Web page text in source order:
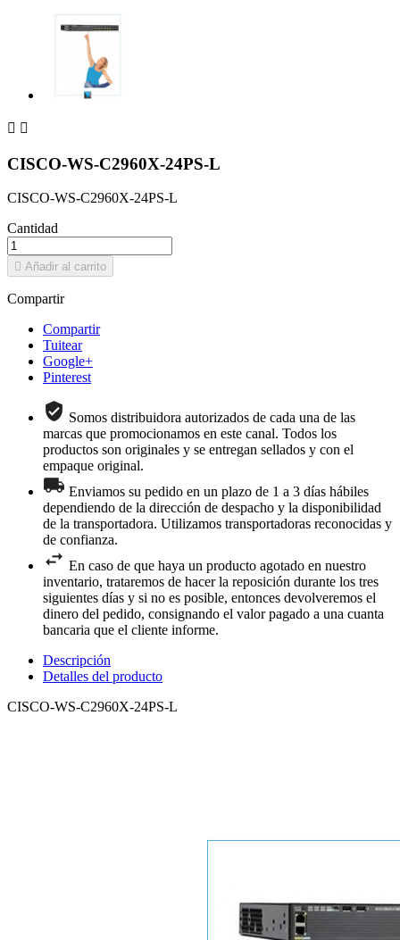
 
CISCO-WS-C2960X-24PS-L
CISCO-WS-C2960X-24PS-L
Cantidad
 Añadir al carrito
Compartir
Compartir
Tuitear
Google+
Pinterest
Somos distribuidora autorizados de cada una de las
marcas que promocionamos en este canal. Todos los
productos son originales y se entregan sellados y con el
empaque original.
Enviamos su pedido en un plazo de 1 a 3 días hábiles
dependiendo de la dirección de despacho y la disponibilidad
de la transportadora. Utilizamos transportadoras reconocidas y
de confianza.
En caso de que haya un producto agotado en nuestro
inventario, trataremos de hacer la reposición durante los tres
siguientes días y si no es posible, entonces devolveremos el
dinero del pedido, consignando el valor pagado a una cuanta
bancaria que el cliente informe.
Descripción
Detalles del producto
CISCO-WS-C2960X-24PS-L